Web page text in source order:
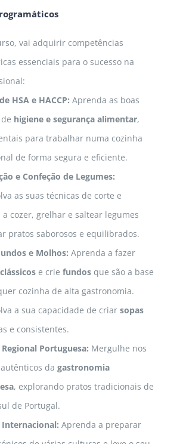
vai adquirir competências
essenciais para o sucesso na
HSA e HACCP: Aprenda as boas
higiene e segurança alimentar,
para trabalhar numa cozinha
de forma segura e eficiente.
e Confeção de Legumes:
as suas técnicas de corte e
cozer, grelhar e saltear legumes
pratos saborosos e equilibrados.
e Molhos: Aprenda a fazer
e criefundos que são a base
cozinha de alta gastronomia.
a sua capacidade de criarsopas
e consistentes.
Portuguesa: Mergulhe nos
dagastronomia
, explorando pratos tradicionais de
de Portugal.
Internacional: Aprenda a preparar